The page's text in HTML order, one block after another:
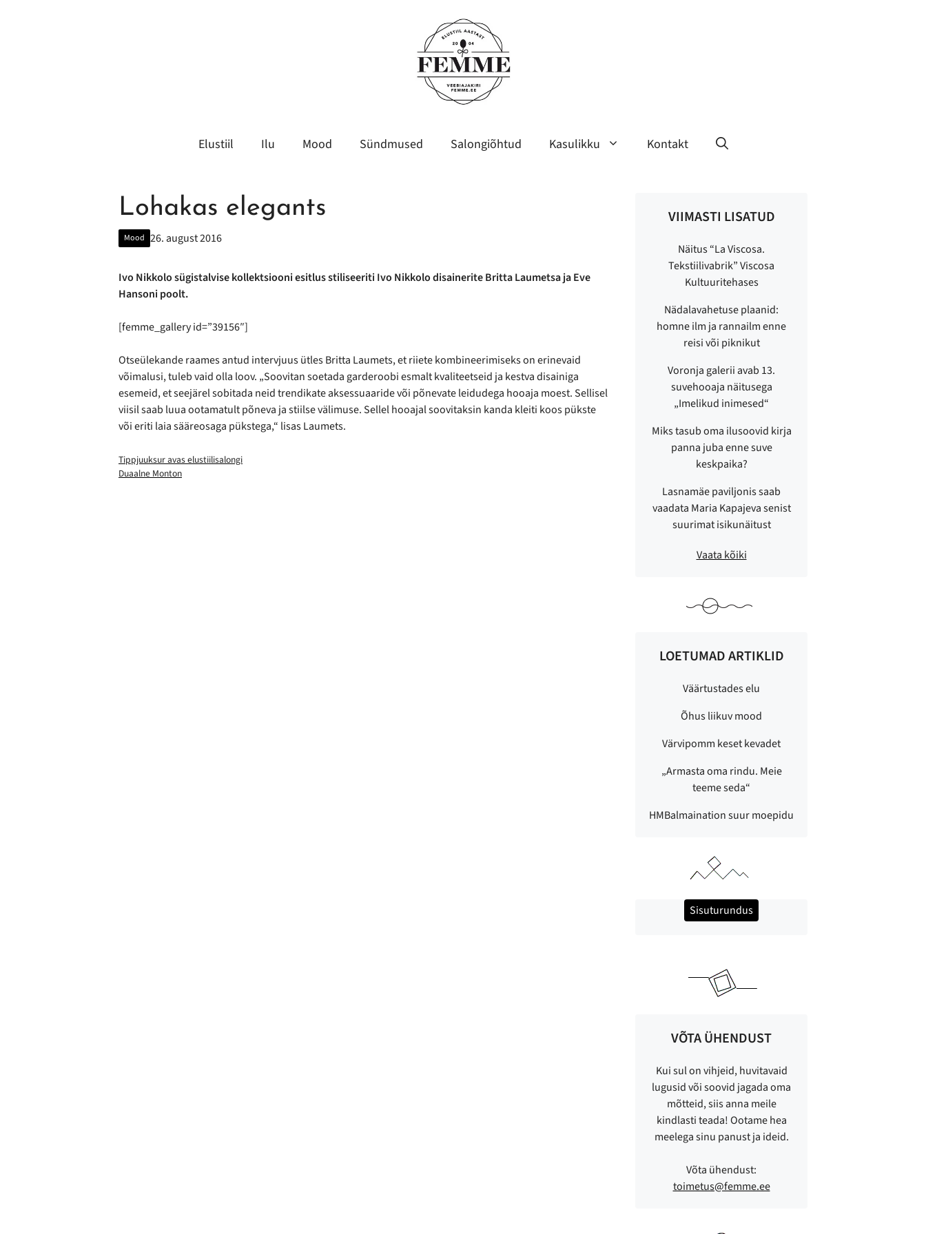
Elustiil Ilu Mood Sündmused Salongiõhtud Kasulikku Kontakt
Lohakas elegants
Mood 26. august 2016
Ivo Nikkolo sügistalvise kollektsiooni esitlus stiliseeriti Ivo Nikkolo disainerite Britta Laumetsa ja Eve
Hansoni poolt.
[femme_gallery id=”39156″]
Otseülekande raames antud intervjuus ütles Britta Laumets, et riiete kombineerimiseks on erinevaid
võimalusi, tuleb vaid olla loov. „Soovitan soetada garderoobi esmalt kvaliteetseid ja kestva disainiga
esemeid, et seejärel sobitada neid trendikate aksessuaaride või põnevate leidudega hooaja moest. Sellisel
viisil saab luua ootamatult põneva ja stiilse välimuse. Sellel hooajal soovitaksin kanda kleiti koos pükste
või eriti laia sääreosaga pükstega,“ lisas Laumets.
Tippjuuksur avas elustiilisalongi
Duaalne Monton
VIIMASTI LISATUD
Näitus “La Viscosa.
Tekstiilivabrik” Viscosa
Kultuuritehases
Nädalavahetuse plaanid:
homne ilm ja rannailm enne
reisi või piknikut
Voronja galerii avab 13.
suvehooaja näitusega
„Imelikud inimesed“
Miks tasub oma ilusoovid kirja
panna juba enne suve
keskpaika?
Lasnamäe paviljonis saab
vaadata Maria Kapajeva senist
suurimat isikunäitust
Vaata kõiki
LOETUMAD ARTIKLID
Väärtustades elu
Õhus liikuv mood
Värvipomm keset kevadet
„Armasta oma rindu. Meie
teeme seda“
HMBalmaination suur moepidu
Sisuturundus
VÕTA ÜHENDUST
Kui sul on vihjeid, huvitavaid
lugusid või soovid jagada oma
mõtteid, siis anna meile
kindlasti teada! Ootame hea
meelega sinu panust ja ideid.
Võta ühendust:
toimetus@femme.ee